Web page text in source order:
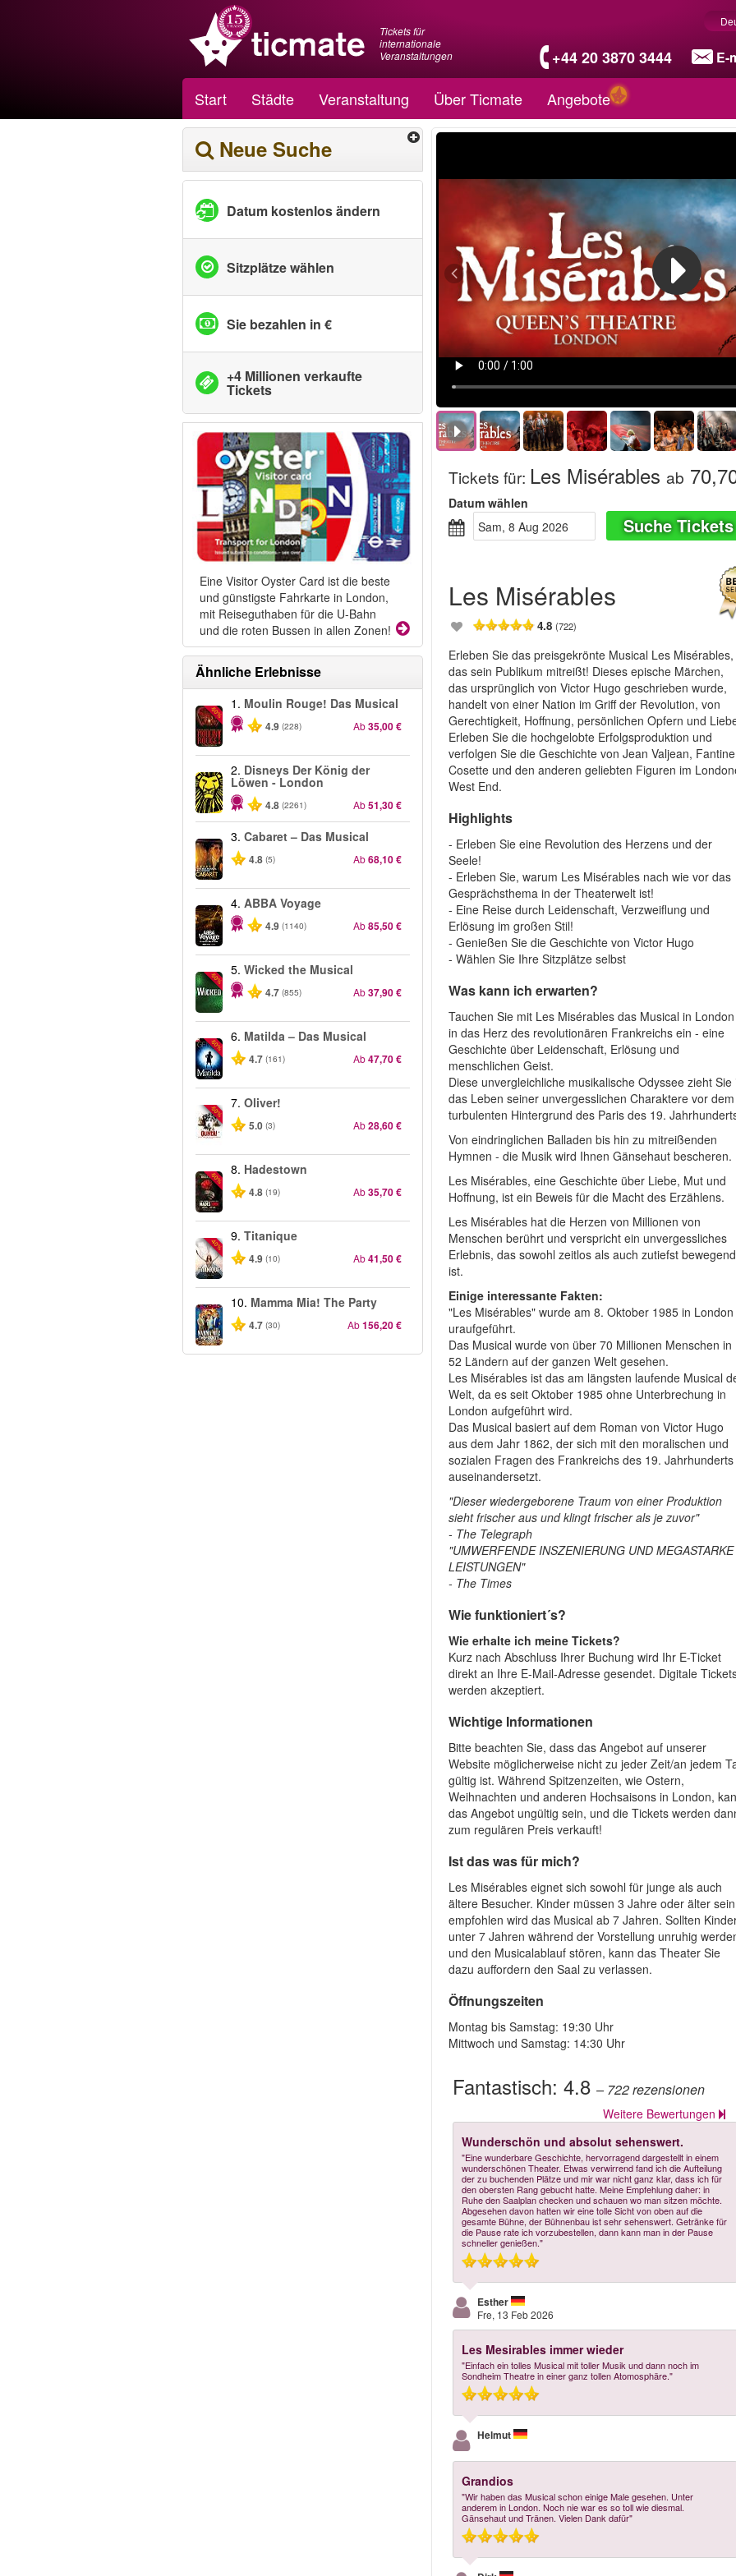
Tickets für
internationale
Veranstaltungen
+44 20 3870 3444 E-
Start Städte Veranstaltung Über Ticmate Angebote
Neue Suche
Datum kostenlos ändern
Sitzplätze wählen
Sie bezahlen in €
+4 Millionen verkaufte
Tickets
Eine Visitor Oyster Card ist die beste
und günstigste Fahrkarte in London,
mit Reiseguthaben für die U-Bahn
und die roten Bussen in allen Zonen!
Ähnliche Erlebnisse
-50%
1. Moulin Rouge! Das Musical
4.9 (228) Ab35,00 €
2. Disneys Der König der
Löwen - London
4.8 (2261) Ab51,30 €
3. Cabaret – Das Musical
4.8 (5) Ab68,10 €
4. ABBA Voyage
4.9 (1140) Ab85,50 €
-50%
5. Wicked the Musical
4.7 (855) Ab37,90 €
-50%
6. Matilda – Das Musical
4.7 (161) Ab47,70 €
-50%
7. Oliver!
5.0 (3) Ab28,60 €
-50%
8. Hadestown
4.8 (19) Ab35,70 €
-40%
9. Titanique
4.9 (10) Ab41,50 €
10. Mamma Mia! The Party
4.7 (30) Ab156,20 €
Tickets für: Les Misérables ab
Datum wählen
Sam, 8 Aug 2026
Suche Tickets
Les Misérables
4.8(722)
Erleben Sie das preisgekrönte Musical Les Misérables,
das sein Publikum mitreißt! Dieses epische Märchen,
das ursprünglich von Victor Hugo geschrieben wurde,
handelt von einer Nation im Griff der Revolution, von
Gerechtigkeit, Hoffnung, persönlichen Opfern und
Erleben Sie die hochgelobte Erfolgsproduktion und
verfolgen Sie die Geschichte von Jean Valjean,
Cosette und den anderen geliebten Figuren im
West End.
Highlights
- Erleben Sie eine Revolution des Herzens und der
Seele!
- Erleben Sie, warum Les Misérables nach wie vor das
Gesprächsthema in der Theaterwelt ist!
- Eine Reise durch Leidenschaft, Verzweiflung und
Erlösung im großen Stil!
- Genießen Sie die Geschichte von Victor Hugo
- Wählen Sie Ihre Sitzplätze selbst
Was kann ich erwarten?
Tauchen Sie mit Les Misérables das Musical in London
in das Herz des revolutionären Frankreichs ein - eine
Geschichte über Leidenschaft, Erlösung und
menschlichen Geist.
Diese unvergleichliche musikalische Odyssee zieht Sie
das Leben seiner unvergesslichen Charaktere vor dem
turbulenten Hintergrund des Paris des 19.
Von eindringlichen Balladen bis hin zu mitreißenden
Hymnen - die Musik wird Ihnen Gänsehaut bescheren.
Les Misérables, eine Geschichte über Liebe, Mut und
Hoffnung, ist ein Beweis für die Macht des Erzählens.
Les Misérables hat die Herzen von Millionen von
Menschen berührt und verspricht ein unvergessliches
Erlebnis, das sowohl zeitlos als auch zutiefst bewegend
ist.
Einige interessante Fakten:
"Les Misérables" wurde am 8. Oktober 1985 in London
uraufgeführt.
Das Musical wurde von über 70 Millionen Menschen in
52 Ländern auf der ganzen Welt gesehen.
Les Misérables ist das am längsten laufende Musical
Welt, da es seit Oktober 1985 ohne Unterbrechung in
London aufgeführt wird.
Das Musical basiert auf dem Roman von Victor Hugo
aus dem Jahr 1862, der sich mit den moralischen und
sozialen Fragen des Frankreichs des 19. Jahrhunderts
auseinandersetzt.
"Dieser wiedergeborene Traum von einer Produktion
sieht frischer aus und klingt frischer als je zuvor"
- The Telegraph
"UMWERFENDE INSZENIERUNG UND MEGASTARKE
LEISTUNGEN"
- The Times
Wie funktioniert´s?
Wie erhalte ich meine Tickets?
Kurz nach Abschluss Ihrer Buchung wird Ihr E-Ticket
direkt an Ihre E-Mail-Adresse gesendet. Digitale
werden akzeptiert.
Wichtige Informationen
Bitte beachten Sie, dass das Angebot auf unserer
Website möglicherweise nicht zu jeder Zeit/an jedem
gültig ist. Während Spitzenzeiten, wie Ostern,
Weihnachten und anderen Hochsaisons in London,
das Angebot ungültig sein, und die Tickets werden
zum regulären Preis verkauft!
Ist das was für mich?
Les Misérables eignet sich sowohl für junge als auch
ältere Besucher. Kinder müssen 3 Jahre oder älter
empfohlen wird das Musical ab 7 Jahren. Sollten
unter 7 Jahren während der Vorstellung unruhig
und den Musicalablauf stören, kann das Theater Sie
dazu auffordern den Saal zu verlassen.
Öffnungszeiten
Montag bis Samstag: 19:30 Uhr
Mittwoch und Samstag: 14:30 Uhr
Fantastisch:4.8– 722rezensionen
Weitere Bewertungen
Wunderschön und absolut sehenswert.
"Eine wunderbare Geschichte, hervorragend dargestellt in einem
wunderschönen Theater. Etwas verwirrend fand ich die Aufteilung
der zu buchenden Plätze und mir war nicht ganz klar, dass ich für
den obersten Rang gebucht hatte. Meine Empfehlung daher: in
Ruhe den Saalplan checken und schauen wo man sitzen möchte.
Abgesehen davon hatten wir eine tolle Sicht von oben auf die
gesamte Bühne, der Bühnenbau ist sehr sehenswert. Getränke für
die Pause rate ich vorzubestellen, dann kann man in der Pause
schneller genießen."
Esther
Fre, 13 Feb 2026
Les Mesirables immer wieder
"Einfach ein tolles Musical mit toller Musik und dann noch im
Sondheim Theatre in einer ganz tollen Atomosphäre."
Helmut
Grandios
"Wir haben das Musical schon einige Male gesehen. Unter
anderem in London. Noch nie war es so toll wie diesmal.
Gänsehaut und Tränen. Vielen Dank dafür"